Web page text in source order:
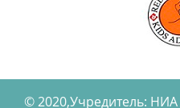
© 2020,Учредитель: